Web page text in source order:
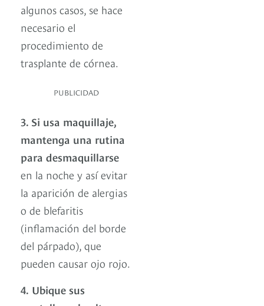
algunos casos, se hace
necesario el
procedimiento de
trasplante de córnea.
PUBLICIDAD
3. Si usa maquillaje,
mantenga una rutina
para desmaquillarse
en la noche y así evitar
la aparición de alergias
o de blefaritis
(inflamación del borde
del párpado), que
pueden causar ojo rojo.
4. Ubique sus